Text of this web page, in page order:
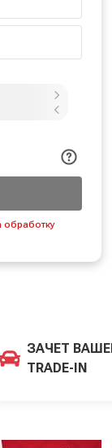
обработку
ЗАЧЕТ
TRADE-IN